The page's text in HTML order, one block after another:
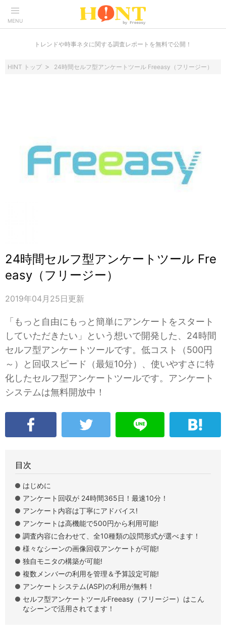
MENU
トレンドや時事ネタに関する調査レポートを無料で公開！
HINT トップ 24時間セルフ型アンケートツール Freeasy（フリージー）
24時間セルフ型アンケートツール Fre
easy（フリージー）
2019年04月25日 更新
「もっと自由にもっと簡単にアンケートをスタート
していただきたい」という想いで開発した、24時間
セルフ型アンケートツールです。低コスト（500円
～）と回収スピード（最短10分）、使いやすさに特
化したセルフ型アンケートツールです。アンケート
システムは無料開放中！
目次
はじめに
アンケート回収が 24時間365日！最速10分！
アンケート内容は丁寧にアドバイス!
アンケートは高機能で500円から利用可能!
調査内容に合わせて、全10種類の設問形式が選べます！
様々なシーンの画像回収アンケートが可能!
独自モニタの構築が可能!
複数メンバーの利用を管理＆予算設定可能!
アンケートシステム(ASP)の利用が無料！
セルフ型アンケートツールFreeasy（フリージー）はこん
なシーンで活用されてます！